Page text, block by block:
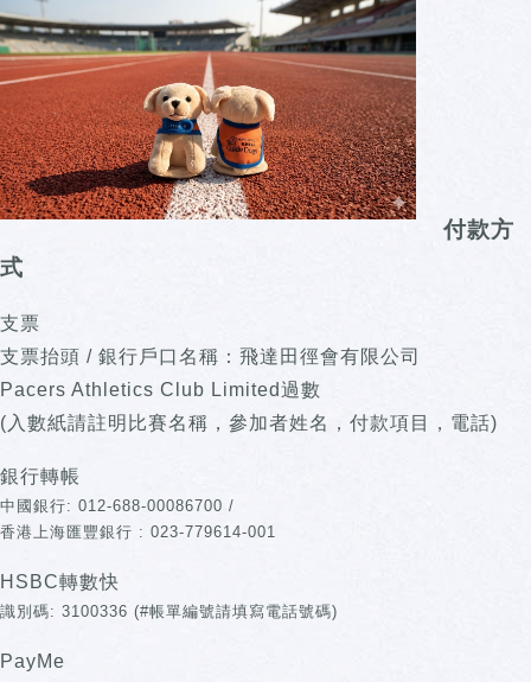
付款方
式
支票
支票抬頭 / 銀行戶口名稱：飛達田徑會有限公司
Pacers Athletics Club Limited過數
(入數紙請註明比賽名稱，參加者姓名，付款項目，電話)
銀行轉帳
中國銀行: 012-688-00086700 /
香港上海匯豐銀行 : 023-779614-001
HSBC轉數快
識別碼: 3100336 (#帳單編號請填寫電話號碼)
PayMe